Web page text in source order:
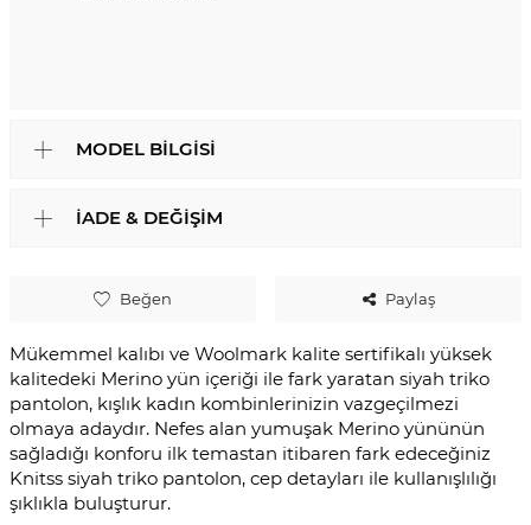
Beğen Paylaş
Mükemmel kalıbı ve Woolmark kalite sertifikalı yüksek
kalitedeki Merino yün içeriği ile fark yaratan siyah triko
pantolon, kışlık kadın kombinlerinizin vazgeçilmezi
olmaya adaydır. Nefes alan yumuşak Merino yününün
sağladığı konforu ilk temastan itibaren fark edeceğiniz
Knitss siyah triko pantolon, cep detayları ile kullanışlılığı
şıklıkla buluşturur.
MODEL BILGISI
İADE & DEĞIŞIM